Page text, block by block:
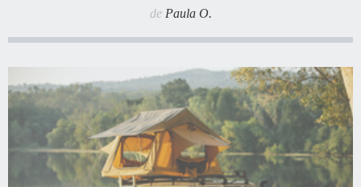
de Paula O.